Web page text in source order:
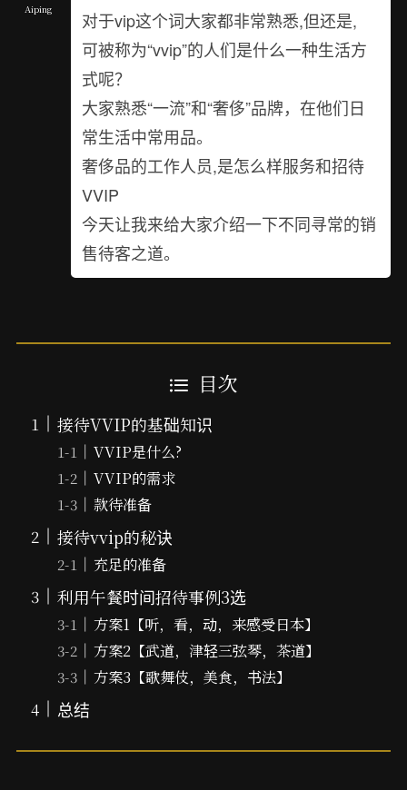
Aiping
对于vip这个词大家都非常熟悉,但还是,
可被称为“vvip”的人们是什么一种生活方
式呢？
大家熟悉“一流”和“奢侈”品牌，在他们日
常生活中常用品。
奢侈品的工作人员,是怎么样服务和招待
VVIP
今天让我来给大家介绍一下不同寻常的销
售待客之道。
目次
接待VVIP的基础知识
VVIP是什么?
VVIP的需求
款待准备
接待vvip的秘诀
充足的准备
利用午餐时间招待事例3选
方案1【听，看，动，来感受日本】
方案2【武道，津轻三弦琴，茶道】
方案3【歌舞伎，美食，书法】
总结